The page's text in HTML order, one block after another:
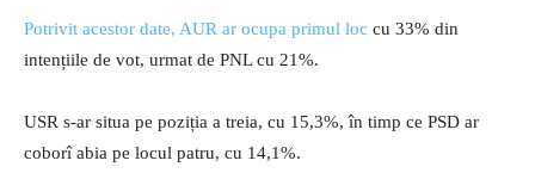
Potrivit acestor date, AUR ar ocupa primul loc cu 33% din
intențiile de vot, urmat de PNL cu 21%.
USR s-ar situa pe poziția a treia, cu 15,3%, în timp ce PSD ar
coborî abia pe locul patru, cu 14,1%.